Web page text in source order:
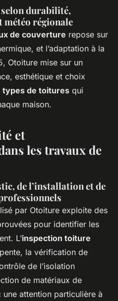
durabilité,
météo régionale
de couverture repose sur
et l’adaptation à la
Otoiture mise sur un
esthétique et choix
types de toitures qui
maison.
et
les travaux de
de l’installation et de
par Otoiture exploite des
pour identifier les
L’inspection toiture
la vérification de
de l’isolation
de matériaux de
attention particulière à